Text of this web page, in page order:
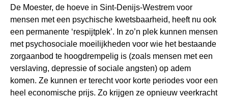
De Moester, de hoeve in Sint-Denijs-Westrem voor
mensen met een psychische kwetsbaarheid, heeft nu ook
een permanente ‘respijtplek’. In zo’n plek kunnen mensen
met psychosociale moeilijkheden voor wie het bestaande
zorgaanbod te hoogdrempelig is (zoals mensen met een
verslaving, depressie of sociale angsten) op adem
komen. Ze kunnen er terecht voor korte periodes voor een
heel economische prijs. Zo krijgen ze opnieuw veerkracht